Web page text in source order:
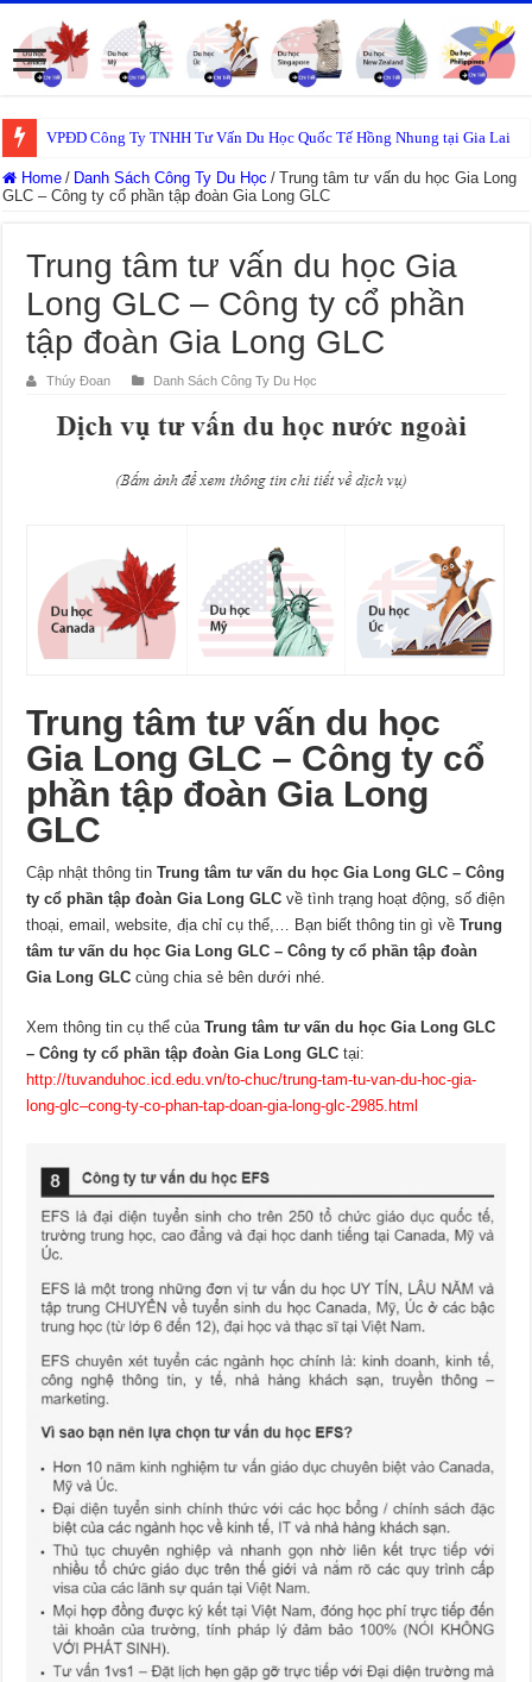
VPĐD Công Ty TNHH Tư Vấn Du Học Quốc Tế Hồng Nhung tại Gia Lai
Home / Danh Sách Công Ty Du Học / Trung tâm tư vấn du học Gia Long
GLC – Công ty cổ phần tập đoàn Gia Long GLC
Trung tâm tư vấn du học Gia
Long GLC – Công ty cổ phần
tập đoàn Gia Long GLC
Thúy Đoan Danh Sách Công Ty Du Học
Trung tâm tư vấn du học
Gia Long GLC – Công ty cổ
phần tập đoàn Gia Long
GLC
Cập nhật thông tinTrung tâm tư vấn du học Gia Long GLC – Công
ty cổ phần tập đoàn Gia Long GLC về tình trạng hoạt động, số điện
thoại, email, website, địa chỉ cụ thể,… Bạn biết thông tin gì vềTrung
tâm tư vấn du học Gia Long GLC – Công ty cổ phần tập đoàn
Gia Long GLC cùng chia sẻ bên dưới nhé.
Xem thông tin cụ thể củaTrung tâm tư vấn du học Gia Long GLC
– Công ty cổ phần tập đoàn Gia Long GLC tại:
http://tuvanduhoc.icd.edu.vn/to-chuc/trung-tam-tu-van-du-hoc-gia-
long-glc–cong-ty-co-phan-tap-doan-gia-long-glc-2985.html